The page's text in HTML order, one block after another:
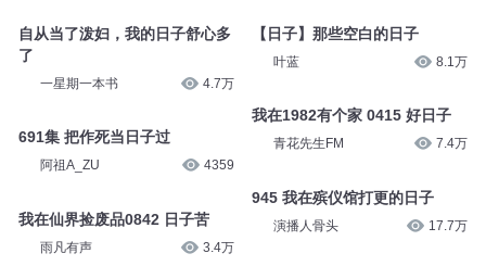
自从当了泼妇，我的日子舒心多
了
一星期一本书 4.7万
691集 把作死当日子过
阿祖A_ZU 4359
我在仙界捡废品0842 日子苦
雨凡有声 3.4万
【日子】那些空白的日子
叶蓝 8.1万
我在1982有个家 0415 好日子
青花先生FM 7.4万
945 我在殡仪馆打更的日子
演播人骨头 17.7万